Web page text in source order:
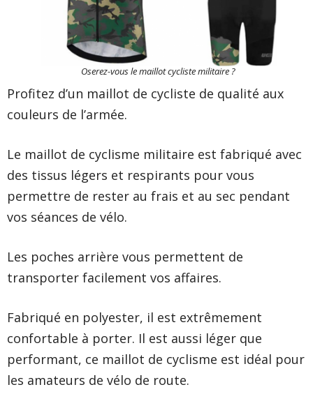
Oserez-vous le maillot cycliste militaire ?
Profitez d’un maillot de cycliste de qualité aux
couleurs de l’armée.
Le maillot de cyclisme militaire est fabriqué avec
des tissus légers et respirants pour vous
permettre de rester au frais et au sec pendant
vos séances de vélo.
Les poches arrière vous permettent de
transporter facilement vos affaires.
Fabriqué en polyester, il est extrêmement
confortable à porter. Il est aussi léger que
performant, ce maillot de cyclisme est idéal pour
les amateurs de vélo de route.